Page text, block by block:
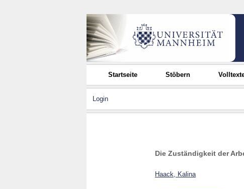
Startseite Stöbern
Login
Die Zuständigkeit der
Haack, Kalina